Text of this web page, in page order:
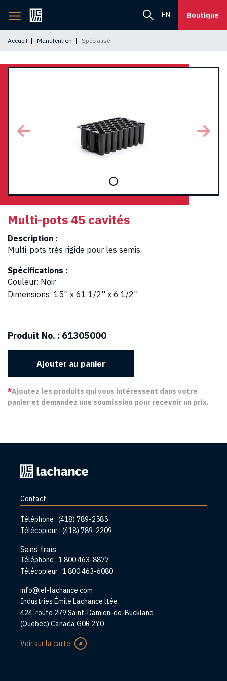
Retourner
à
EN Boutique
Accueil Manutention Spécialisé
Multi-pots 45 cavités
Description :
Multi-pots très rigide pour les semis.
Spécifications :
Couleur: Noir
Dimensions: 15'' x 61 1/2'' x 6 1/2''
Produit No. : 61305000
Ajouter au panier
*Ajoutez les produits qui vous intéressent dans votre
panier et demandez une soumission pour recevoir un prix.
Retourner
à
Contact
Téléphone : (418) 789-2585
Télécopieur : (418) 789-2209
Sans frais
Téléphone : 1 800 463-8877
Télécopieur : 1 800 463-6080
info@iel-lachance.com
Adresse
Industries Émile Lachance ltée
424, route 279 Saint-Damien-de-Buckland
(Quebec) Canada G0R 2Y0
Voir sur la carte